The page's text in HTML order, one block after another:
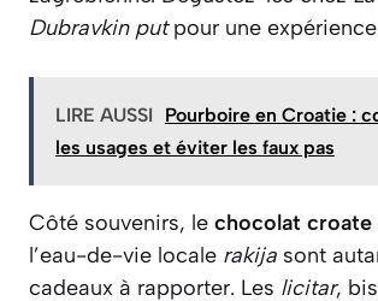
Dubravkin putpour une
LIRE AUSSI
Pourboire en Croatie :
les usages et éviter les faux pas
Côté souvenirs, le chocolat croate
l’eau-de-vie locale rakija sont
cadeaux à rapporter. Les licitar,